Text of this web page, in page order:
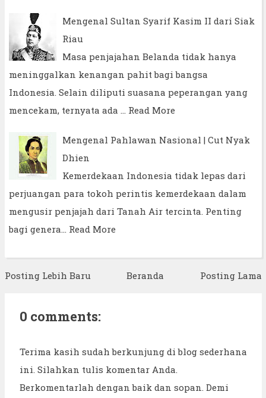
Mengenal Sultan Syarif Kasim II dari Siak
Riau
Masa penjajahan Belanda tidak hanya
meninggalkan kenangan pahit bagi bangsa
Indonesia. Selain diliputi suasana peperangan yang
mencekam, ternyata ada … Read More
Mengenal Pahlawan Nasional | Cut Nyak
Dhien
Kemerdekaan Indonesia tidak lepas dari
perjuangan para tokoh perintis kemerdekaan dalam
mengusir penjajah dari Tanah Air tercinta. Penting
bagi genera… Read More
Posting Lebih Baru Posting Lama
Beranda
0 comments:
Terima kasih sudah berkunjung di blog sederhana
ini. Silahkan tulis komentar Anda.
Berkomentarlah dengan baik dan sopan. Demi